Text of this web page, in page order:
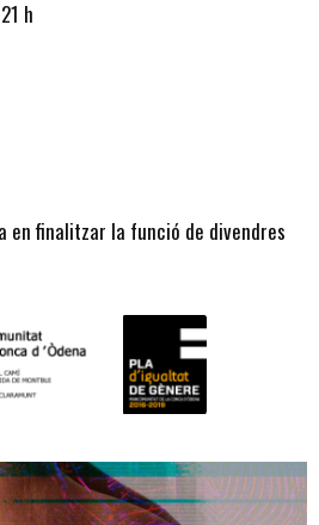
h
en finalitzar la funció de divendres